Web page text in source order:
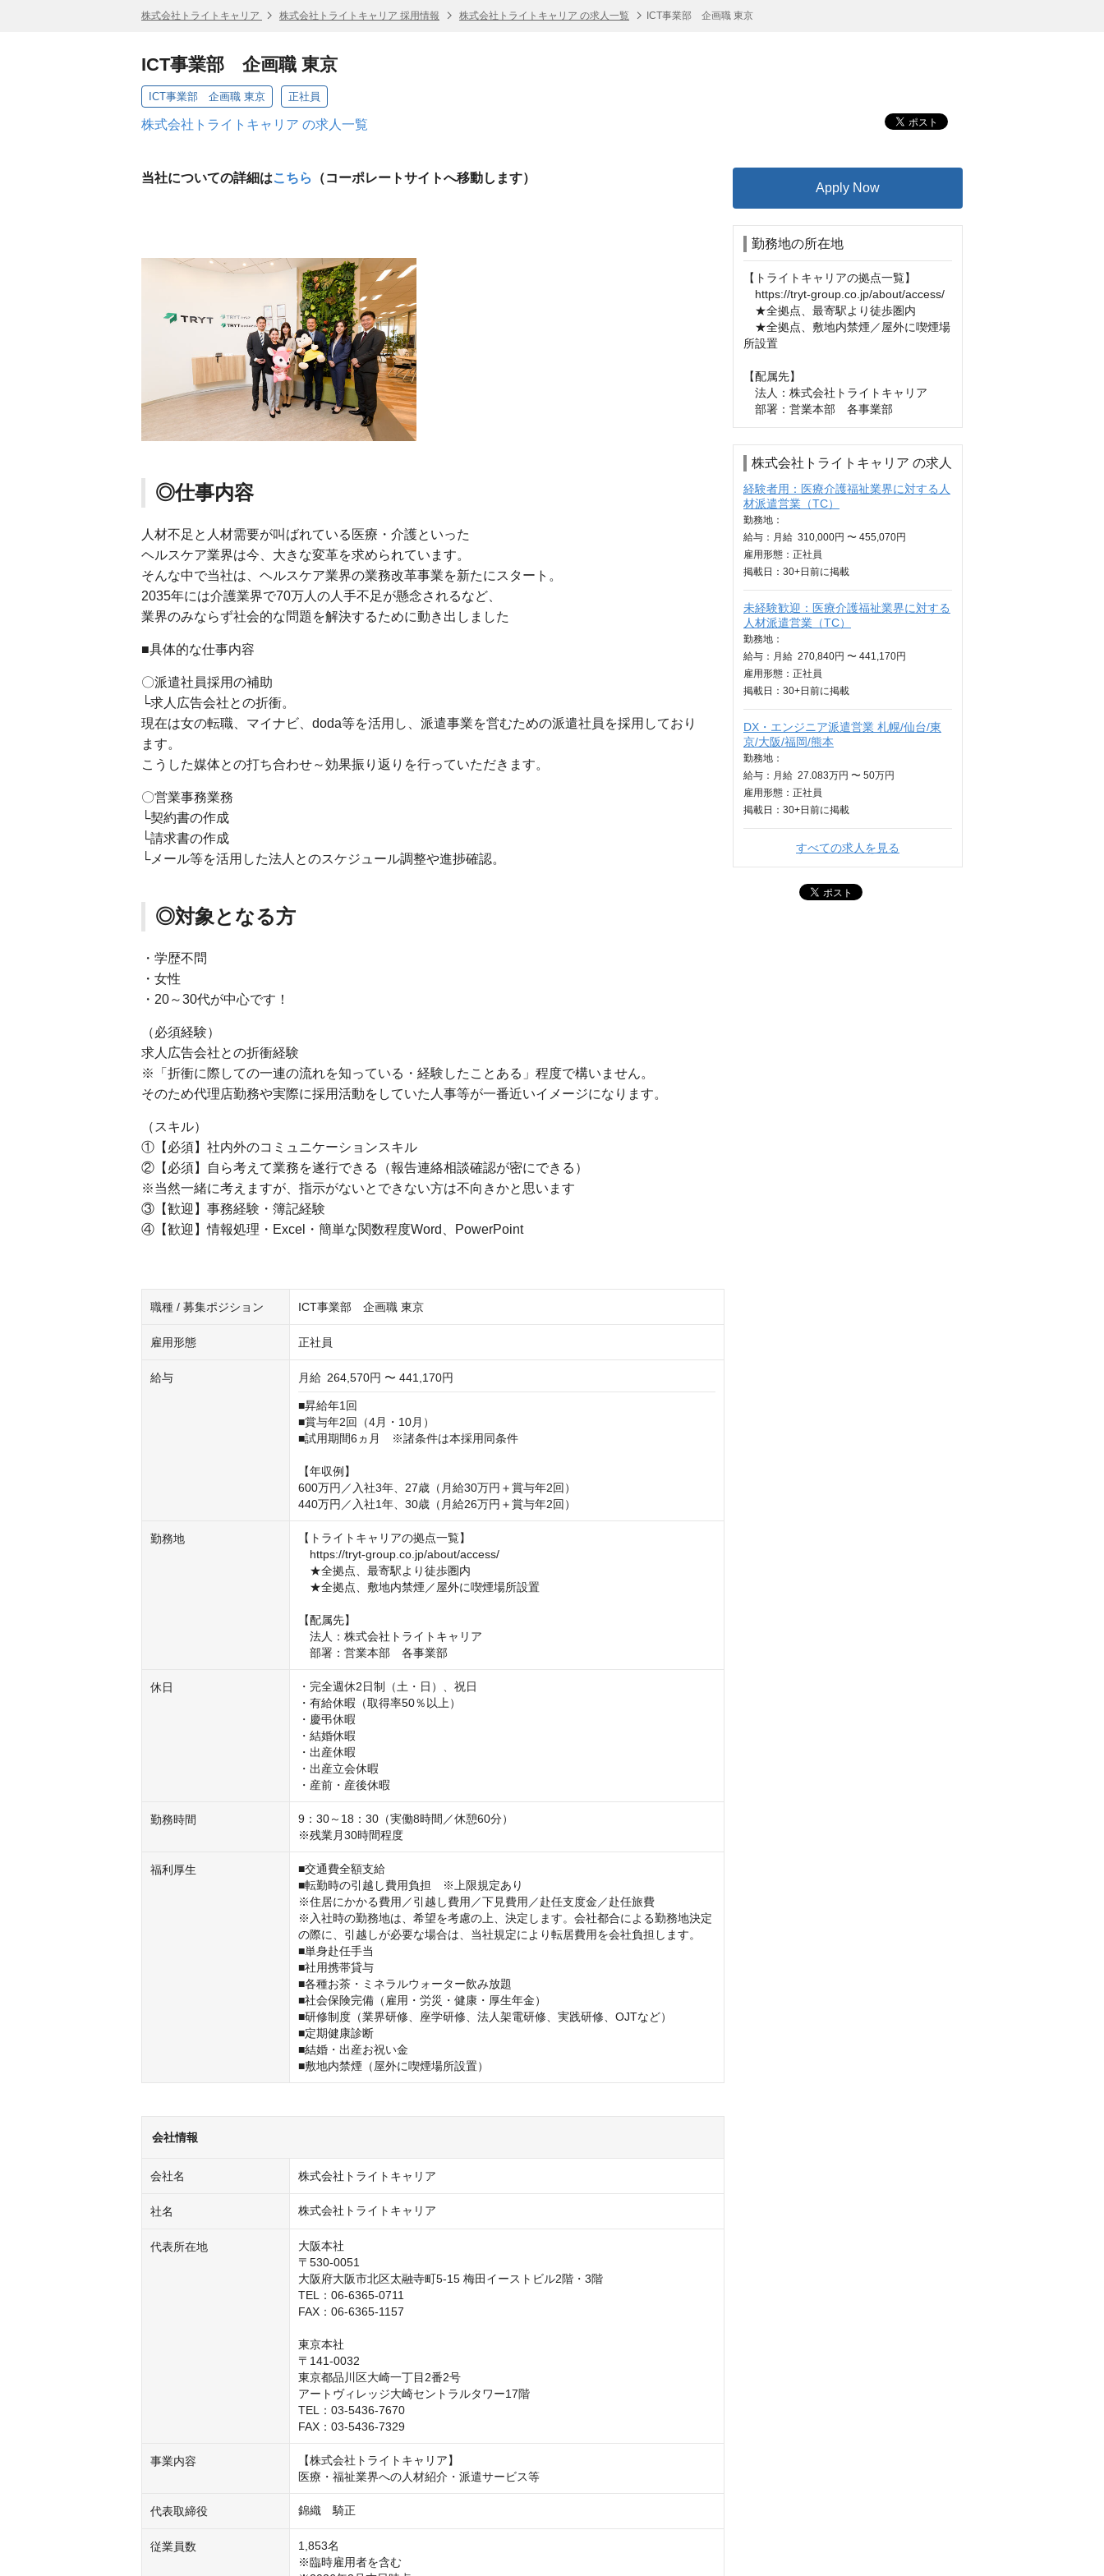
株式会社トライトキャリア 株式会社トライトキャリア 採用情報 株式会社トライトキャリア の求人一覧 ICT事業部 企画職 東京
ICT事業部 企画職 東京
ICT事業部 企画職 東京 正社員
株式会社トライトキャリア の求人一覧
当社についての詳細はこちら （コーポレートサイトへ移動します）
◎仕事内容
人材不足と人材需要が叫ばれている医療・介護といった
ヘルスケア業界は今、大きな変革を求められています。
そんな中で当社は、ヘルスケア業界の業務改革事業を新たにスタート。
2035年には介護業界で70万人の人手不足が懸念されるなど、
業界のみならず社会的な問題を解決するために動き出しました
■具体的な仕事内容
〇派遣社員採用の補助
└求人広告会社との折衝。
現在は女の転職、マイナビ、doda等を活用し、派遣事業を営むための派遣社員を採用しており
ます。
こうした媒体との打ち合わせ～効果振り返りを行っていただきます。
〇営業事務業務
└契約書の作成
└請求書の作成
└メール等を活用した法人とのスケジュール調整や進捗確認。
◎対象となる方
・学歴不問
・女性
・20～30代が中心です！
（必須経験）
求人広告会社との折衝経験
※「折衝に際しての一連の流れを知っている・経験したことある」程度で構いません。
そのため代理店勤務や実際に採用活動をしていた人事等が一番近いイメージになります。
（スキル）
①【必須】社内外のコミュニケーションスキル
②【必須】自ら考えて業務を遂行できる（報告連絡相談確認が密にできる）
※当然一緒に考えますが、指示がないとできない方は不向きかと思います
③【歓迎】事務経験・簿記経験
④【歓迎】情報処理・Excel・簡単な関数程度Word、PowerPoint
職種 / 募集ポジション ICT事業部 企画職 東京
雇用形態 正社員
給与 月給 264,570円 〜 441,170円
■昇給年1回
■賞与年2回（4月・10月）
■試用期間6ヵ月　※諸条件は本採用同条件
【年収例】
600万円／入社3年、27歳（月給30万円＋賞与年2回）
440万円／入社1年、30歳（月給26万円＋賞与年2回）
勤務地
【トライトキャリアの拠点一覧】
https://tryt-group.co.jp/about/access/
★全拠点、最寄駅より徒歩圏内
★全拠点、敷地内禁煙／屋外に喫煙場所設置
【配属先】
法人：株式会社トライトキャリア
部署：営業本部　各事業部
休日
・完全週休2日制（土・日）、祝日
・有給休暇（取得率50％以上）
・慶弔休暇
・結婚休暇
・出産休暇
・出産立会休暇
・産前・産後休暇
勤務時間
9：30～18：30（実働8時間／休憩60分）
※残業月30時間程度
福利厚生
■交通費全額支給
■転勤時の引越し費用負担　※上限規定あり
※住居にかかる費用／引越し費用／下見費用／赴任支度金／赴任旅費
※入社時の勤務地は、希望を考慮の上、決定します。会社都合による勤務地決定
の際に、引越しが必要な場合は、当社規定により転居費用を会社負担します。
■単身赴任手当
■社用携帯貸与
■各種お茶・ミネラルウォーター飲み放題
■社会保険完備（雇用・労災・健康・厚生年金）
■研修制度（業界研修、座学研修、法人架電研修、実践研修、OJTなど）
■定期健康診断
■結婚・出産お祝い金
■敷地内禁煙（屋外に喫煙場所設置）
会社情報
会社名 株式会社トライトキャリア
社名 株式会社トライトキャリア
代表所在地
大阪本社
〒530-0051
大阪府大阪市北区太融寺町5-15 梅田イーストビル2階・3階
TEL：06-6365-0711
FAX：06-6365-1157
東京本社
〒141-0032
東京都品川区大崎一丁目2番2号
アートヴィレッジ大崎セントラルタワー17階
TEL：03-5436-7670
FAX：03-5436-7329
事業内容
【株式会社トライトキャリア】
医療・福祉業界への人材紹介・派遣サービス等
代表取締役 錦織　騎正
従業員数
1,853名
※臨時雇用者を含む
Apply Now
勤務地の所在地
【トライトキャリアの拠点一覧】
https://tryt-group.co.jp/about/access/
★全拠点、最寄駅より徒歩圏内
★全拠点、敷地内禁煙／屋外に喫煙場
所設置
【配属先】
法人：株式会社トライトキャリア
部署：営業本部　各事業部
株式会社トライトキャリア の求人
経験者用：医療介護福祉業界に対する人
材派遣営業（TC）
勤務地：
給与： 月給 310,000円 〜 455,070円
雇用形態：正社員
掲載日： 30+日 前に掲載
未経験歓迎：医療介護福祉業界に対する
人材派遣営業（TC）
勤務地：
給与： 月給 270,840円 〜 441,170円
雇用形態：正社員
掲載日： 30+日 前に掲載
DX・エンジニア派遣営業 札幌/仙台/東
京/大阪/福岡/熊本
勤務地：
給与： 月給 27.083万円 〜 50万円
雇用形態：正社員
掲載日： 30+日 前に掲載
すべての求人を見る